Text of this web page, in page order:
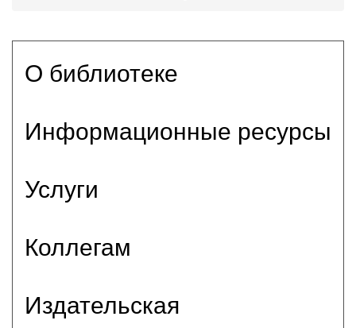
О библиотеке
Информационные ресурсы
Услуги
Коллегам
Издательская